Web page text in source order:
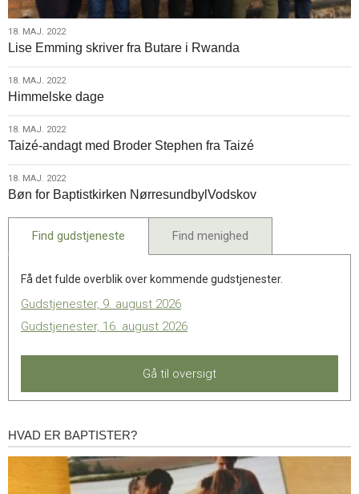
18.
maj.
2022
18. MAJ. 2022
Lise Emming skriver fra Butare i Rwanda
18.
maj.
2022
18. MAJ. 2022
Himmelske dage
18.
maj.
2022
18. MAJ. 2022
Taizé-andagt med Broder Stephen fra Taizé
18.
maj.
2022
18. MAJ. 2022
Bøn for Baptistkirken NørresundbylVodskov
Find gudstjeneste Find menighed
Få det fulde overblik over kommende gudstjenester.
Gudstjenester, 9. august 2026
Gudstjenester, 16. august 2026
Gå til oversigt
Hvad
er
HVAD ER BAPTISTER?